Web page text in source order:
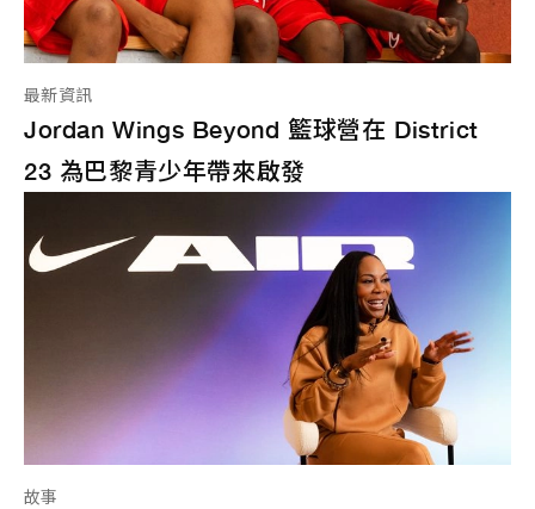
最新資訊
Jordan Wings Beyond 籃球營在 District
23 為巴黎青少年帶來啟發
故事